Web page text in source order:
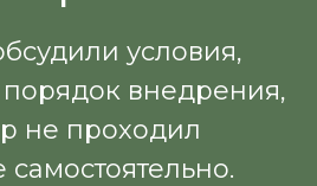
условия,
внедрения,
не проходил